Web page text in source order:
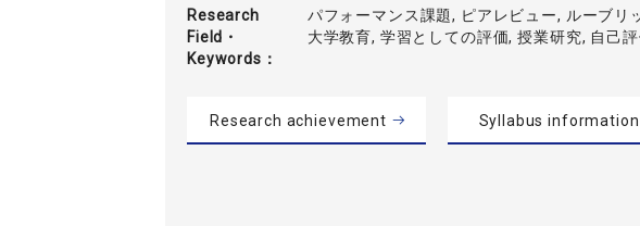
Research
Field・
Keywords
パフォーマンス課題, ピアレビュー, ルーブリ
大学教育, 学習としての評価, 授業研究, 自己評
Research achievement Syllabus information